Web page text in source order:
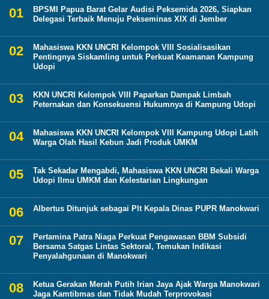
BPSMI Papua Barat Gelar Audisi Peksemida 2026, Siapkan
Delegasi Terbaik Menuju Pekseminas XIX di Jember
Mahasiswa KKN UNCRI Kelompok VIII Sosialisasikan
Pentingnya Siskamling untuk Perkuat Keamanan Kampung
Udopi
KKN UNCRI Kelompok VIII Paparkan Dampak Limbah
Peternakan dan Konsekuensi Hukumnya di Kampung Udopi
Mahasiswa KKN UNCRI Kelompok VIII Kampung Udopi Latih
Warga Olah Hasil Kebun Jadi Produk UMKM
Tak Sekadar Mengabdi, Mahasiswa KKN UNCRI Bekali Warga
Udopi Ilmu UMKM dan Kelestarian Lingkungan
Albertus Ditunjuk sebagai Plt Kepala Dinas PUPR Manokwari
Pertamina Patra Niaga Perkuat Pengawasan BBM Subsidi
Bersama Satgas Lintas Sektoral, Temukan Indikasi
Penyalahgunaan di Manokwari
Ketua Gerakan Merah Putih Irian Jaya Ajak Warga Manokwari
Jaga Kamtibmas dan Tidak Mudah Terprovokasi